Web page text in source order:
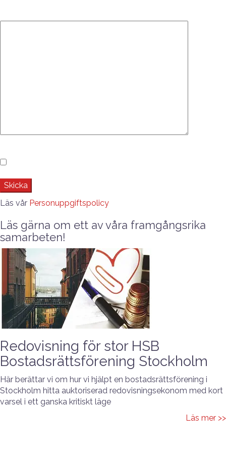
Läs vår Personuppgiftspolicy
Läs gärna om ett av våra framgångsrika
samarbeten!
Redovisning för stor HSB
Bostadsrättsförening Stockholm
Här berättar vi om hur vi hjälpt en bostadsrättsförening i
Stockholm hitta auktoriserad redovisningsekonom med kort
varsel i ett ganska kritiskt läge
Läs mer >>